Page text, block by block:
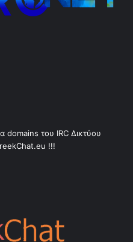
domains του IRC Δικτύου
!!!